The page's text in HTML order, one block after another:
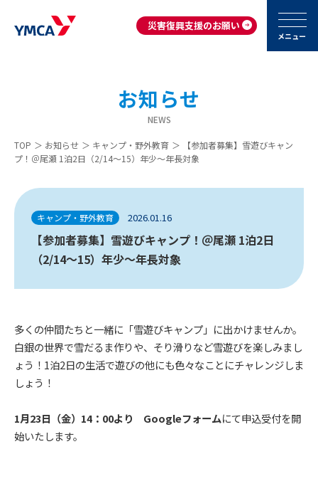
災害復興支援のお願い
メニュー
お知らせ
NEWS
TOP ＞ お知らせ ＞ キャンプ・野外教育 ＞
【参加者募集】雪遊びキャン
プ！＠尾瀬 1泊2日（2/14～15）年少～年長対象
キャンプ・野外教育 2026.01.16
【参加者募集】雪遊びキャンプ！＠尾瀬 1泊2日
（2/14～15）年少～年長対象
多くの仲間たちと一緒に「雪遊びキャンプ」に出かけませんか。
白銀の世界で雪だるま作りや、そり滑りなど雪遊びを楽しみまし
ょう！1泊2日の生活で遊びの他にも色々なことにチャレンジしま
しょう！
1月23日（金）14：00より Googleフォームにて申込受付を開
始いたします。